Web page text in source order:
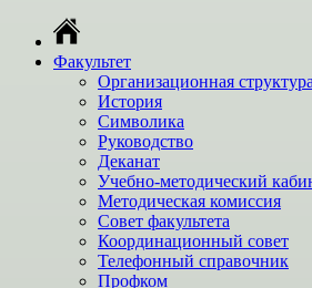
Факультет
Организационная структура
История
Символика
Руководство
Деканат
Учебно-методический
Методическая комиссия
Совет факультета
Координационный совет
Телефонный справочник
Профком